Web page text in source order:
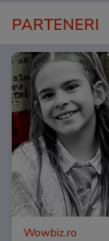
PARTENERI
Wowbiz.ro